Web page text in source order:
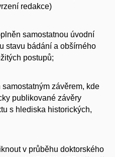
redakce)
samostatnou úvodní
stavu bádání a obšírného
postupů;
závěrem, kde
publikované závěry
s hlediska historických,
v průběhu doktorského